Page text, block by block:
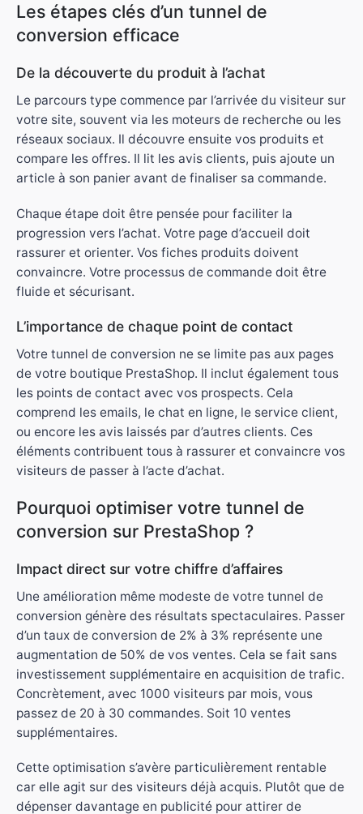
Les étapes clés d’un tunnel de
conversion efficace
De la découverte du produit à l’achat
Le parcours type commence par l’arrivée du visiteur sur
votre site, souvent via les moteurs de recherche ou les
réseaux sociaux. Il découvre ensuite vos produits et
compare les offres. Il lit les avis clients, puis ajoute un
article à son panier avant de finaliser sa commande.
Chaque étape doit être pensée pour faciliter la
progression vers l’achat. Votre page d’accueil doit
rassurer et orienter. Vos fiches produits doivent
convaincre. Votre processus de commande doit être
fluide et sécurisant.
L’importance de chaque point de contact
Votre tunnel de conversion ne se limite pas aux pages
de votre boutique PrestaShop. Il inclut également tous
les points de contact avec vos prospects. Cela
comprend les emails, le chat en ligne, le service client,
ou encore les avis laissés par d’autres clients. Ces
éléments contribuent tous à rassurer et convaincre vos
visiteurs de passer à l’acte d’achat.
Pourquoi optimiser votre tunnel de
conversion sur PrestaShop ?
Impact direct sur votre chiffre d’affaires
Une amélioration même modeste de votre tunnel de
conversion génère des résultats spectaculaires. Passer
d’un taux de conversion de 2% à 3% représente une
augmentation de 50% de vos ventes. Cela se fait sans
investissement supplémentaire en acquisition de trafic.
Concrètement, avec 1000 visiteurs par mois, vous
passez de 20 à 30 commandes. Soit 10 ventes
supplémentaires.
Cette optimisation s’avère particulièrement rentable
car elle agit sur des visiteurs déjà acquis. Plutôt que de
dépenser davantage en publicité pour attirer de